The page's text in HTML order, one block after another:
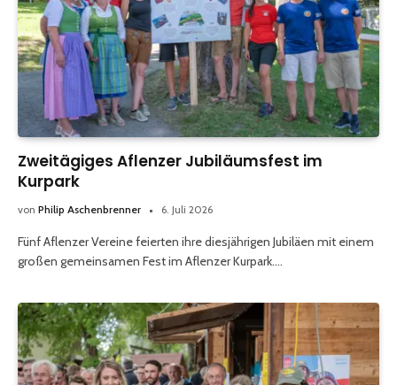
Zweitägiges Aflenzer Jubiläumsfest im
Kurpark
von Philip Aschenbrenner 6. Juli 2026
Fünf Aflenzer Vereine feierten ihre diesjährigen Jubiläen mit einem
großen gemeinsamen Fest im Aflenzer Kurpark.…